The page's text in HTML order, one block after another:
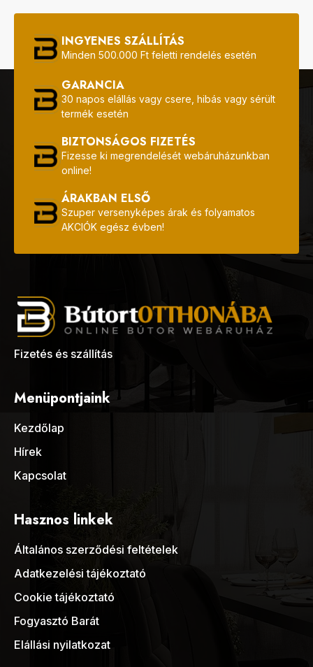
INGYENES SZÁLLÍTÁS
Minden 500.000 Ft feletti rendelés esetén
GARANCIA
30 napos elállás vagy csere, hibás vagy sérült
termék esetén
BIZTONSÁGOS FIZETÉS
Fizesse ki megrendelését webáruházunkban
online!
ÁRAKBAN ELSŐ
Szuper versenyképes árak és folyamatos
AKCIÓK egész évben!
Fizetés és szállítás
Menüpontjaink
Kezdőlap
Hírek
Kapcsolat
Hasznos linkek
Általános szerződési feltételek
Adatkezelési tájékoztató
Cookie tájékoztató
Fogyasztó Barát
Elállási nyilatkozat